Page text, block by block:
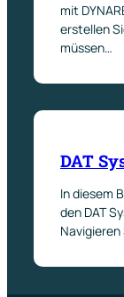
mit
erstellen
müssen…
DAT
In diesem
den DAT
Navigieren